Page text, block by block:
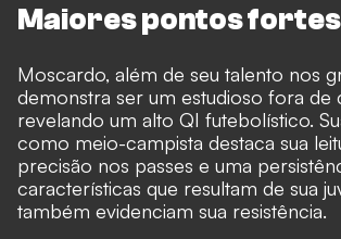
Maiores pontos fortes
Moscardo, além de seu talento nos
demonstra ser um estudioso fora de
revelando um alto QI futebolístico.
como meio-campista destaca sua
precisão nos passes e uma
características que resultam de sua
também evidenciam sua resistência.